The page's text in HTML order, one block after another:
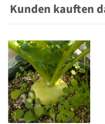
Kunden kauften